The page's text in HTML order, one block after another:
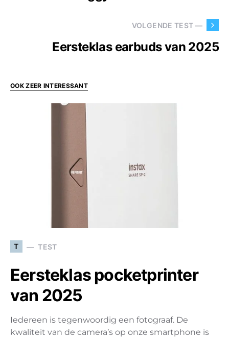
VOLGENDE TEST —
Eersteklas earbuds van 2025
OOK ZEER INTERESSANT
T TEST
Eersteklas pocketprinter
van 2025
Iedereen is tegenwoordig een fotograaf. De
kwaliteit van de camera’s op onze smartphone is